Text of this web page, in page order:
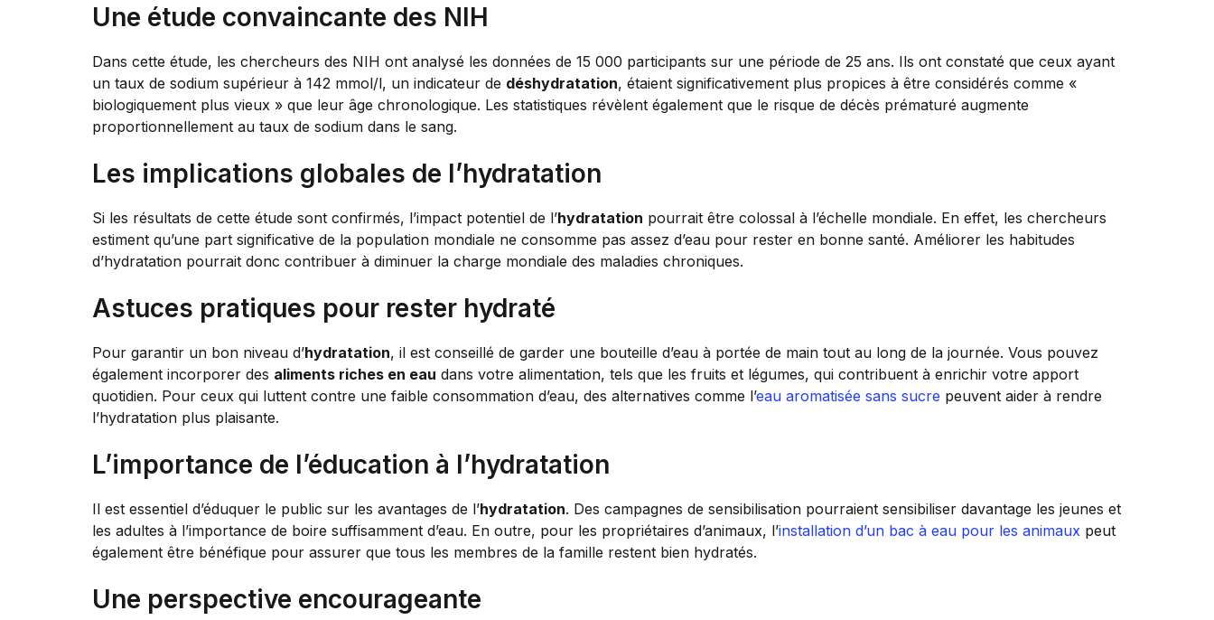
Une étude convaincante des NIH
Dans cette étude, les chercheurs des NIH ont analysé les données de 15 000 participants sur une période de 25 ans. Ils ont constaté que ceux ayant
un taux de sodium supérieur à 142 mmol/l, un indicateur de déshydratation, étaient significativement plus propices à être considérés comme «
biologiquement plus vieux » que leur âge chronologique. Les statistiques révèlent également que le risque de décès prématuré augmente
proportionnellement au taux de sodium dans le sang.
Les implications globales de l’hydratation
Si les résultats de cette étude sont confirmés, l’impact potentiel de l’hydratation pourrait être colossal à l’échelle mondiale. En effet, les chercheurs
estiment qu’une part significative de la population mondiale ne consomme pas assez d’eau pour rester en bonne santé. Améliorer les habitudes
d’hydratation pourrait donc contribuer à diminuer la charge mondiale des maladies chroniques.
Astuces pratiques pour rester hydraté
Pour garantir un bon niveau d’hydratation, il est conseillé de garder une bouteille d’eau à portée de main tout au long de la journée. Vous pouvez
également incorporer des aliments riches en eau dans votre alimentation, tels que les fruits et légumes, qui contribuent à enrichir votre apport
quotidien. Pour ceux qui luttent contre une faible consommation d’eau, des alternatives comme l’eau aromatisée sans sucre peuvent aider à rendre
l’hydratation plus plaisante.
L’importance de l’éducation à l’hydratation
Il est essentiel d’éduquer le public sur les avantages de l’hydratation. Des campagnes de sensibilisation pourraient sensibiliser davantage les jeunes et
les adultes à l’importance de boire suffisamment d’eau. En outre, pour les propriétaires d’animaux, l’installation d’un bac à eau pour les animaux peut
également être bénéfique pour assurer que tous les membres de la famille restent bien hydratés.
Une perspective encourageante